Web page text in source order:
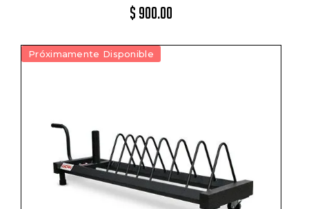
$ 900.00
Próximamente Disponible